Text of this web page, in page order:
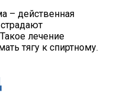
– действенная
лечение
тягу к спиртному.